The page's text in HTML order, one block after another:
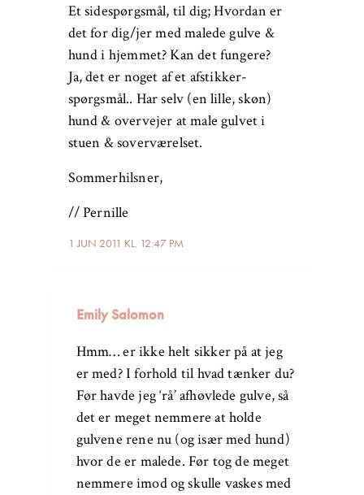
1 JUN 2011 KL. 12:47 PM
Et sidespørgsmål, til dig; Hvordan er
det for dig/jer med malede gulve &
hund i hjemmet? Kan det fungere?
Ja, det er noget af et afstikker-
spørgsmål.. Har selv (en lille, skøn)
hund & overvejer at male gulvet i
stuen & soverværelset.
Sommerhilsner,
// Pernille
Emily Salomon
Hmm… er ikke helt sikker på at jeg
er med? I forhold til hvad tænker du?
Før havde jeg ‘rå’ afhøvlede gulve, så
det er meget nemmere at holde
gulvene rene nu (og især med hund)
hvor de er malede. Før tog de meget
nemmere imod og skulle vaskes med